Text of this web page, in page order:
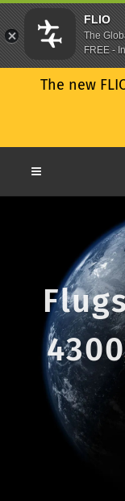
The new
FLIO
The
FREE -